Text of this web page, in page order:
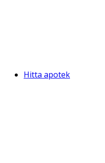
Hitta apotek